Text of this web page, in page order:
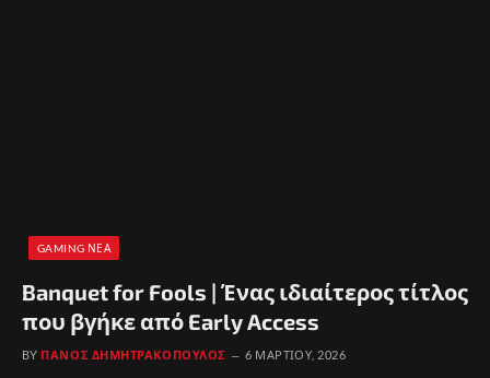
GAMING ΝΈΑ
Banquet for Fools | Ένας ιδιαίτερος τίτλος
που βγήκε από Early Access
BY ΠΆΝΟΣ ΔΗΜΗΤΡΑΚΌΠΟΥΛΟΣ 6 ΜΑΡΤΊΟΥ, 2026